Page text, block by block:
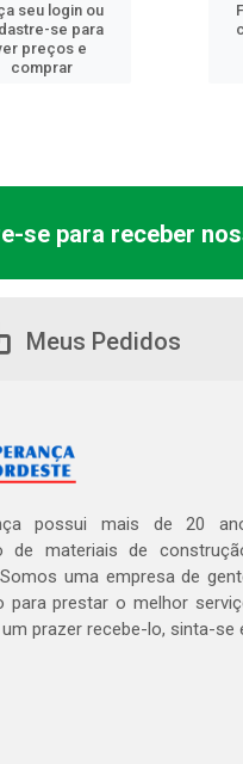
seu login ou
se para
preços e
comprar
se para receber
Meus Pedidos
possui mais de 20
de materiais de
uma empresa de
para prestar o melhor
prazer recebe-lo, sinta-se